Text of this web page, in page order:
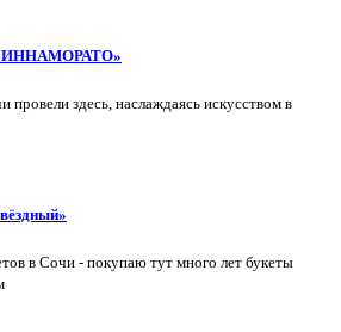
«ИННАМОРАТО»
здесь, наслаждаясь искусством в
в Сочи - покупаю тут много лет букеты